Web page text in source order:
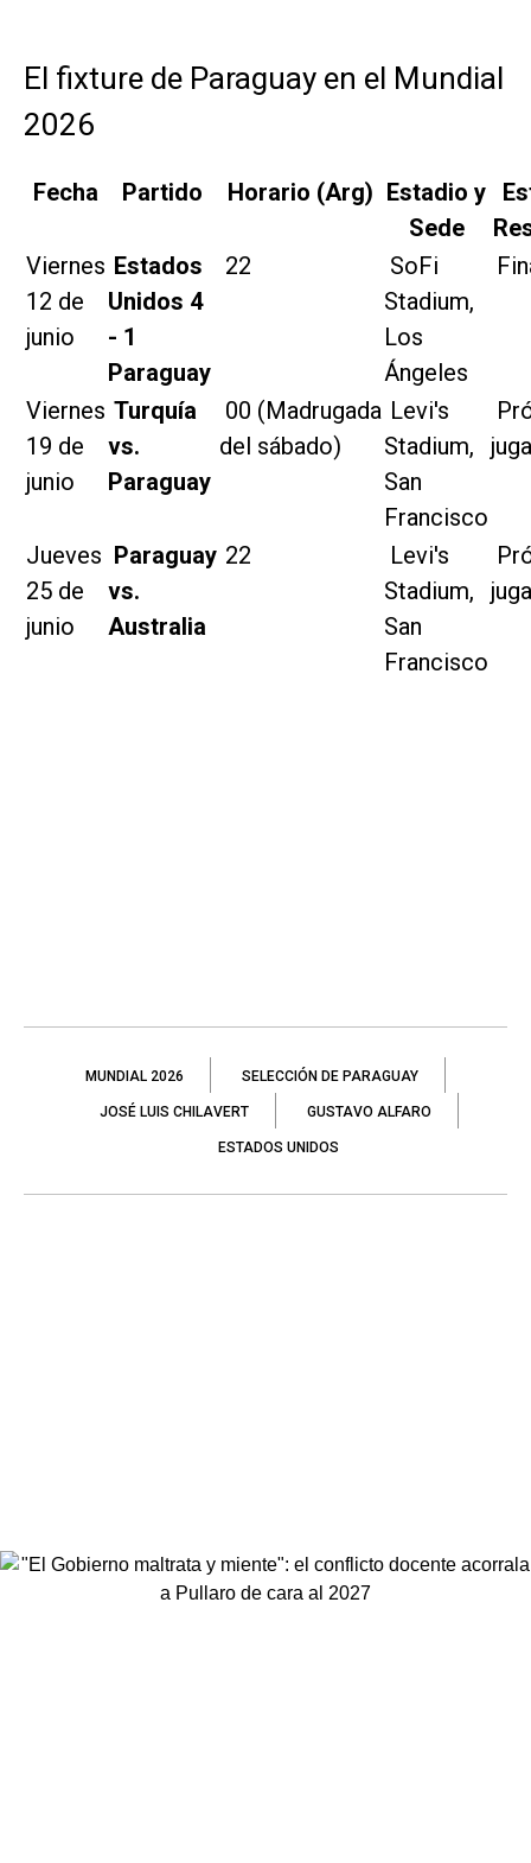
El fixture de Paraguay en el Mundial
2026
Fecha Partido Horario (Arg) Estadio y
Sede
Viernes
12 de
junio
Estados
Unidos 4
- 1
Paraguay
22
SoFi
Stadium,
Los
Ángeles
Viernes
19 de
junio
Turquía
vs.
Paraguay
00 (Madrugada
del sábado)
Levi's
Stadium,
San
Francisco
Jueves
25 de
junio
Paraguay
vs.
Australia
22
Levi's
Stadium,
San
Francisco
MUNDIAL 2026 SELECCIÓN DE PARAGUAY
JOSÉ LUIS CHILAVERT GUSTAVO ALFARO
ESTADOS UNIDOS